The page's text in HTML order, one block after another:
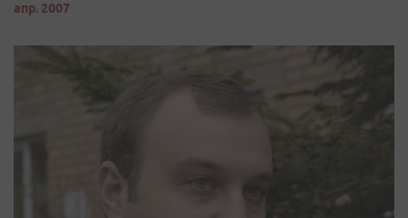
апр. 2007